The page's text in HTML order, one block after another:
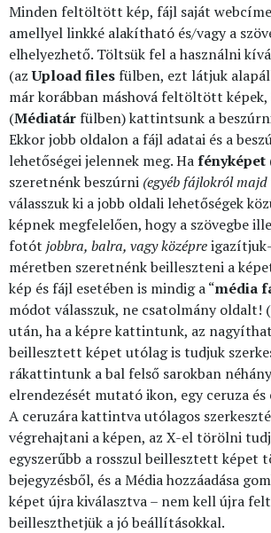
Minden feltöltött kép, fájl saját
amellyel linkké alakítható és/vagy a
elhelyezhető. Töltsük fel a használni
(azUpload files fülben, ezt látjuk
már korábban máshová feltöltött
(Médiatár fülben) kattintsunk a
Ekkor jobb oldalon a fájl adatai és a
lehetőségei jelennek meg. Hafényképet
szeretnénk beszúrni (egyéb fájlokról
válasszuk ki a jobb oldali lehetőségek
képnek megfelelően, hogy a szövegbe
fotót jobbra, balra, vagy középre
méretben szeretnénk beilleszteni a
kép és fájl esetében is mindig a “média
módot válasszuk, ne csatolmány oldalt!
után, ha a képre kattintunk, az
beillesztett képet utólag is tudjuk
rákattintunk a bal felső sarokban
elrendezését mutató ikon, egy ceruza és
A ceruzára kattintva utólagos
végrehajtani a képen, az X-el törölni
egyszerűbb a rosszul beillesztett képet
bejegyzésből, és a Média hozzáadása
képet újra kiválasztva – nem kell újra
beilleszthetjük a jó beállításokkal.